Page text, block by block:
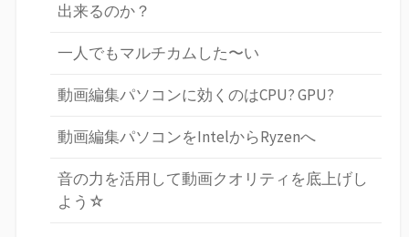
出来るのか？
一人でもマルチカムした〜い
動画編集パソコンに効くのはCPU? GPU?
動画編集パソコンをIntelからRyzenへ
音の力を活用して動画クオリティを底上げし
よう☆